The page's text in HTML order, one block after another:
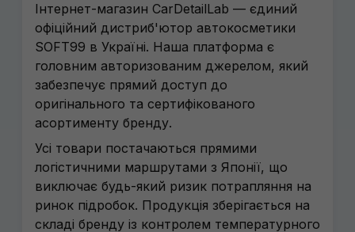
Інтернет-магазин CarDetailLab — єдиний
офіційний дистриб'ютор автокосметики
SOFT99 в Україні. Наша платформа є
головним авторизованим джерелом, який
забезпечує прямий доступ до
оригінального та сертифікованого
асортименту бренду.
Усі товари постачаються прямими
логістичними маршрутами з Японії, що
виключає будь-який ризик потрапляння на
ринок підробок. Продукція зберігається на
складі бренду із контролем температурного